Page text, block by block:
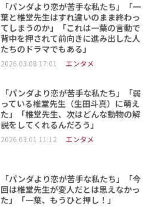
「パンダより恋が苦手な私たち」「一
葉と椎堂先生はすれ違いのまま終わっ
てしまうのか」「これは一葉の言動で
背中を押されて前向きに進み出した人
たちのドラマでもある」
2026.03.08 17:01 エンタメ
「パンダより恋が苦手な私たち」「弱
っている椎堂先生（生田斗真）に萌え
た」「椎堂先生、次はどんな動物の解
説をしてくれるんだろう」
2026.03.01 11:12 エンタメ
「パンダより恋が苦手な私たち」「今
回は椎堂先生が変人だとは思えなかっ
た」「一葉、もうひと押し！」